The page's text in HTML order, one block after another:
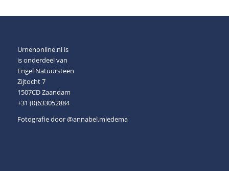
Urnenonline.nl is
is onderdeel van
Engel Natuursteen
Zijtocht 7
1507CD Zaandam
+31 (0)633052884
Fotografie door@annabel.miedema